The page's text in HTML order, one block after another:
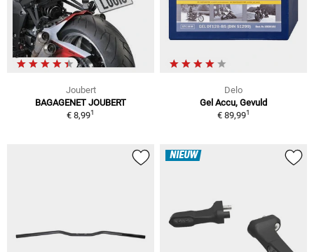
Joubert
BAGAGENET JOUBERT
€ 8,991
Delo
Gel Accu, Gevuld
€ 89,991
NIEUW